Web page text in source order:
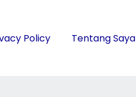
Policy Tentang Saya